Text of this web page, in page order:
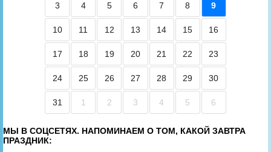
3 4 5 6 7 8 9
10 11 12 13 14 15 16
17 18 19 20 21 22 23
24 25 26 27 28 29 30
31 1 2 3 4 5 6
МЫ В СОЦСЕТЯХ. НАПОМИНАЕМ О ТОМ, КАКОЙ ЗАВТРА
ПРАЗДНИК: